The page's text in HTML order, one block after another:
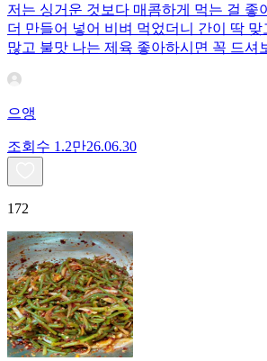
저는 싱거운 것보다 매콤하게 먹는 걸 좋
더 만들어 넣어 비벼 먹었더니 간이 딱
많고 불맛 나는 제육 좋아하시면 꼭 드셔
으앵
조회수 1.2만26.06.30
172